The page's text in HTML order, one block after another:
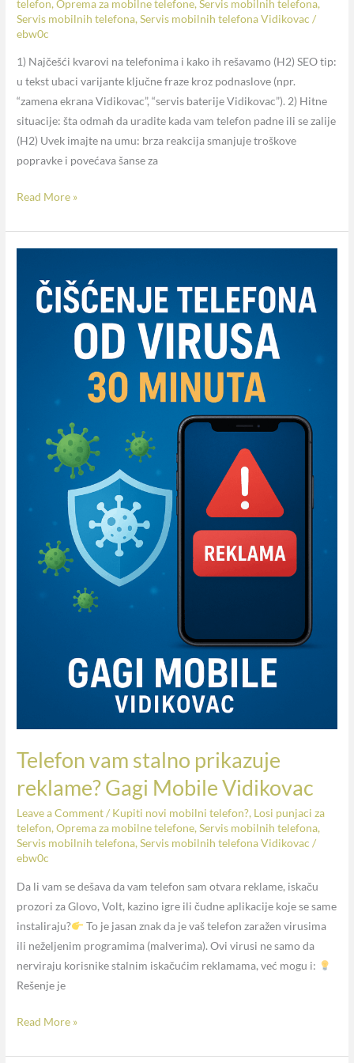
telefon,Oprema za mobilne telefone,Servis mobilnih telefona,
Servis mobilnih telefona,Servis mobilnih telefona Vidikovac /
ebw0c
1) Najčešći kvarovi na telefonima i kako ih rešavamo (H2) SEO tip:
u tekst ubaci varijante ključne fraze kroz podnaslove (npr.
“zamena ekrana Vidikovac”, “servis baterije Vidikovac”). 2) Hitne
situacije: šta odmah da uradite kada vam telefon padne ili se zalije
(H2) Uvek imajte na umu: brza reakcija smanjuje troškove
popravke i povećava šanse za
Read More »
Telefon vam stalno prikazuje
reklame? Gagi Mobile Vidikovac
Leave a Comment/ Kupiti novi mobilni telefon?, Losi punjaci za
telefon,Oprema za mobilne telefone,Servis mobilnih telefona,
Servis mobilnih telefona,Servis mobilnih telefona Vidikovac /
ebw0c
Da li vam se dešava da vam telefon sam otvara reklame, iskaču
prozori za Glovo, Volt, kazino igre ili čudne aplikacije koje se same
instaliraju?
To je jasan znak da je vaš telefon zaražen virusima
ili neželjenim programima (malverima). Ovi virusi ne samo da
nerviraju korisnike stalnim iskačućim reklamama, već mogu i:
Rešenje je
stalno
prikazuje
Read More »